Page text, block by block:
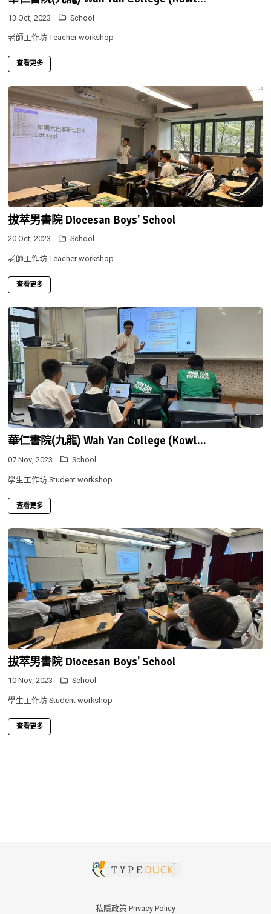
13 Oct, 2023
School
老師工作坊 Teacher workshop
查看更多
拔萃男書院 Diocesan Boys' School
20 Oct, 2023
School
老師工作坊 Teacher workshop
查看更多
華仁書院(九龍) Wah Yan College (Kowl...
07 Nov, 2023
School
學生工作坊 Student workshop
查看更多
拔萃男書院 Diocesan Boys' School
10 Nov, 2023
School
學生工作坊 Student workshop
查看更多
私隱政策 Privacy Policy